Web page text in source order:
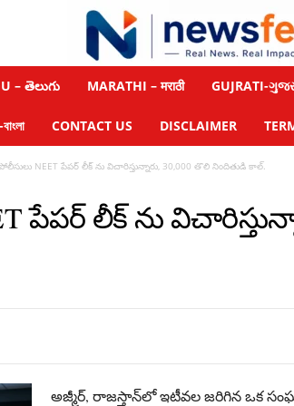
– తెలుగు MARATHI – मराठी GUJRATI-
CONTACT US DISCLAIMER
NEET పేపర్ లీక్ ను విచారిస్తున్నారు, 30,000 తొలి నిందితుడి కాల్.
పేపర్ లీక్ ను
అజ్మీర్, రాజస్తాన్‌లో ఇటీవల జరిగిన ఒక